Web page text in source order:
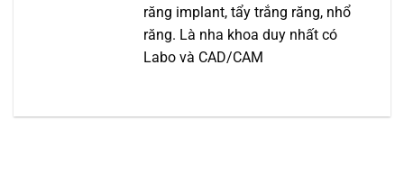
răng implant, tẩy trắng răng, nhổ
răng. Là nha khoa duy nhất có
Labo và CAD/CAM